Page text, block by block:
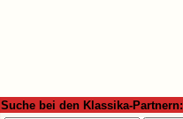
Suche bei den Klassika-Partnern: